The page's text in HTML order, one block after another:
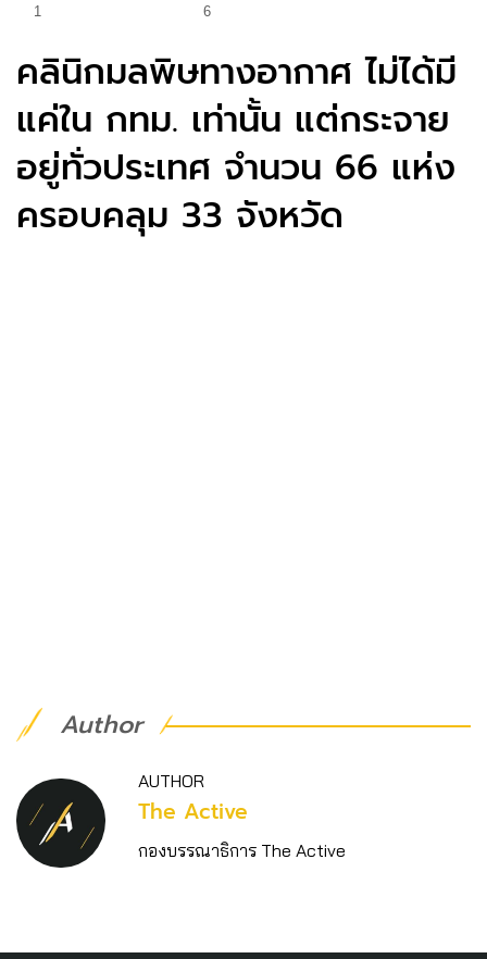
1 6
คลินิกมลพิษทางอากาศ ไม่ได้มี
แค่ใน กทม. เท่านั้น แต่กระจาย
อยู่ทั่วประเทศ จำนวน 66 แห่ง
ครอบคลุม 33 จังหวัด
Author
AUTHOR
The Active
กองบรรณาธิการ The Active